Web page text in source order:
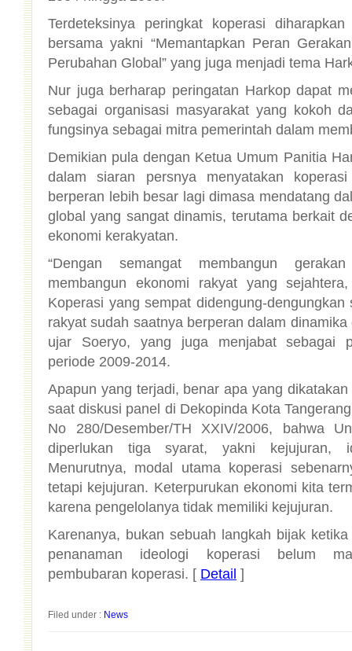
Terdeteksinya peringkat koperasi
bersama yakni “Memantapkan Peran
Perubahan Global” yang juga menjadi tema
Nur juga berharap peringatan Harkop dapat
sebagai organisasi masyarakat yang kokoh
fungsinya sebagai mitra pemerintah dalam
Demikian pula dengan Ketua Umum Panitia
dalam siaran persnya menyatakan
berperan lebih besar lagi dimasa mendatang
global yang sangat dinamis, terutama berkait
ekonomi kerakyatan.
“Dengan semangat membangun
membangun ekonomi rakyat yang
Koperasi yang sempat didengung-
rakyat sudah saatnya berperan dalam
ujar Soeryo, yang juga menjabat sebagai
periode 2009-2014.
Apapun yang terjadi, benar apa yang
saat diskusi panel di Dekopinda Kota
No 280/Desember/TH XXIV/2006, bahwa
diperlukan tiga syarat, yakni kejujuran,
Menurutnya, modal utama koperasi
tetapi kejujuran. Keterpurukan ekonomi kita
karena pengelolanya tidak memiliki kejujuran.
Karenanya, bukan sebuah langkah bijak
penanaman ideologi koperasi belum
pembubaran koperasi. [ Detail ]
Filed under : News